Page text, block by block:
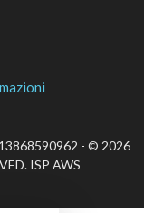
- © 2026
ISP AWS